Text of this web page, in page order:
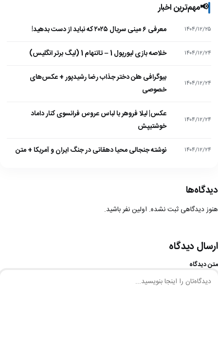
📢مهم‌ترین اخبار
۱۴۰۴/۱۲/۲۵ معرفی ۶ مینی سریال ۲۰۲۵ که نباید از دست بدهید!
۱۴۰۴/۱۲/۲۴ خلاصه بازی لیورپول 1 – تاتنهام 1 (لیگ برتر انگلیس)
۱۴۰۴/۱۲/۲۴
بیوگرافی هلن دختر جذاب رضا رشیدپور + عکس‌های
خصوصی
۱۴۰۴/۱۲/۲۴
عکس| لیلا فروهر با لباس عروس فرانسوی کنار داماد
خوشتیپش
۱۴۰۴/۱۲/۲۴ نوشته جنجالی محیا دهقانی در جنگ ایران و آمریکا + متن
دیدگاه‌ها
هنوز دیدگاهی ثبت نشده. اولین نفر باشید.
ارسال دیدگاه
متن دیدگاه